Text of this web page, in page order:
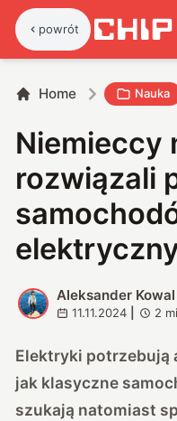
powrót
Home Nauka
Niemieccy
rozwiązali
A
Aleksander Kowal
11.11.2024 2
Elektryki potrzebują
jak klasyczne
szukają natomiast